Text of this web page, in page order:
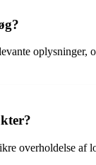
oplysninger,
overholdelse af